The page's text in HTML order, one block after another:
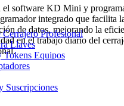
el software KD Mini y
integrado que facilita
de datos, mejorando la
en el trabajo diario del
Cerrajero Profesional
Llaves
Tokens Equipos
Suscripciones